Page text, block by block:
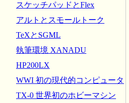
スケッチパッドとFlex
アルトとスモールトーク
TeXとSGML
執筆環境 XANADU
HP200LX
WWI 初の現代的コンピュータ
TX-0 世界初のホビーマシン